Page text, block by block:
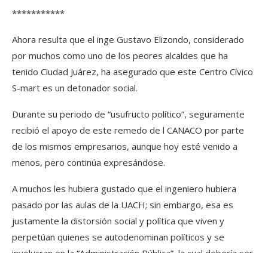
***********
Ahora resulta que el inge Gustavo Elizondo, considerado
por muchos como uno de los peores alcaldes que ha
tenido Ciudad Juárez, ha asegurado que este Centro Cívico
S-mart es un detonador social.
Durante su periodo de “usufructo político”, seguramente
recibió el apoyo de este remedo de l CANACO por parte
de los mismos empresarios, aunque hoy esté venido a
menos, pero continúa expresándose.
A muchos les hubiera gustado que el ingeniero hubiera
pasado por las aulas de la UACH; sin embargo, esa es
justamente la distorsión social y política que viven y
perpetúan quienes se autodenominan políticos y se